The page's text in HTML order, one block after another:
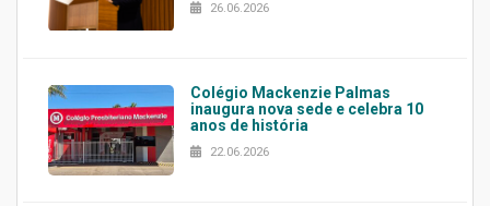
26.06.2026
Colégio Mackenzie Palmas
inaugura nova sede e celebra 10
anos de história
22.06.2026